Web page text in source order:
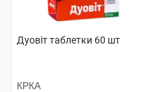
Дуовіт таблетки 60 шт
КРКА